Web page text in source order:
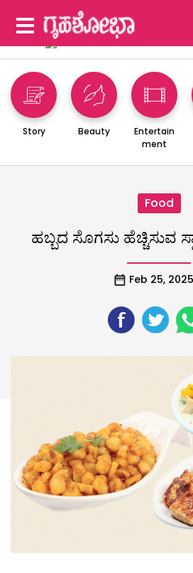
Story Beauty
Entertain
ment
Food
ಹಬ್ಬದ ಸೊಗಸು ಹೆಚ್ಚಿಸುವ
Feb 25, 2025